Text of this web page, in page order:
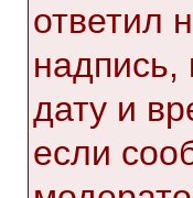
ответил
надпись,
дату и
если